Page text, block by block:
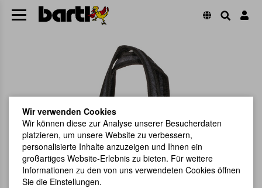
Wir verwenden Cookies
Wir können diese zur Analyse unserer Besucherdaten
platzieren, um unsere Website zu verbessern,
personalisierte Inhalte anzuzeigen und Ihnen ein
großartiges Website-Erlebnis zu bieten. Für weitere
Informationen zu den von uns verwendeten Cookies öffnen
Sie die Einstellungen.